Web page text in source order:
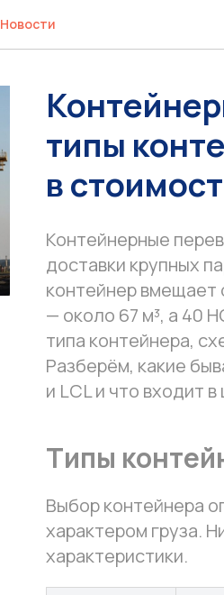
Новости
типы
в
Контейнерные
доставки крупных
контейнер вмещает
— около 67 м³, а 40
типа контейнера,
Разберём, какие
и LCL и что входит
Типы
Выбор контейнера
характером груза.
характеристики.